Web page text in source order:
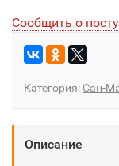
Сообщить о
Категория: Сан-
Описание